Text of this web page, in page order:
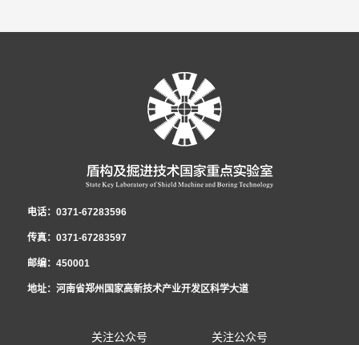
电话：0371-67283596
传真：0371-67283597
邮编：450001
地址：河南省郑州国家高新技术产业开发区科学大道
关注公众号 关注公众号